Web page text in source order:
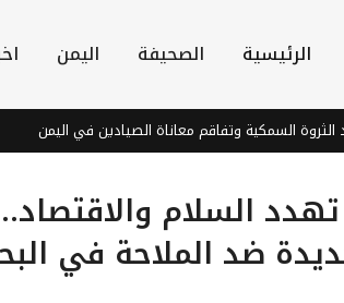
الرئيسية الصحيفة اليمن
وتفاقم معاناة الصيادين في اليمن سلطة
تهدد السلام
ضد الملاحة في